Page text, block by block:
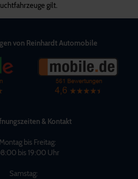
gilt.
von Reinhardt Automobile
& Kontakt
Montag bis Freitag:
bis 19:00 Uhr
Samstag: